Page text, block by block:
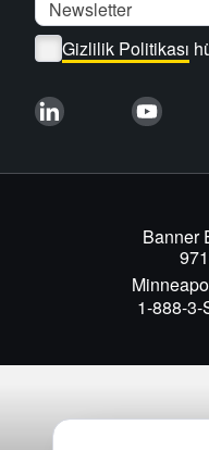
Gizlilik Politikası
Banner
1-888-